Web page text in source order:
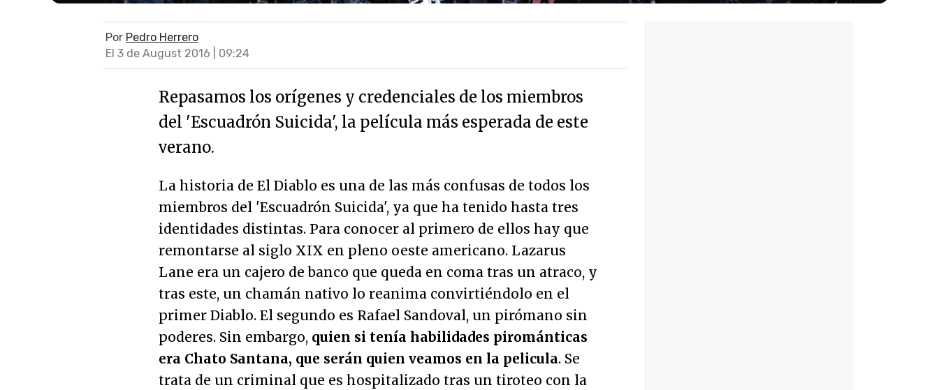
Por Pedro Herrero
El 3 de August 2016 | 09:24
Repasamos los orígenes y credenciales de los miembros
del 'Escuadrón Suicida', la película más esperada de este
verano.
La historia de El Diablo es una de las más confusas de todos los
miembros del 'Escuadrón Suicida', ya que ha tenido hasta tres
identidades distintas. Para conocer al primero de ellos hay que
remontarse al siglo XIX en pleno oeste americano. Lazarus
Lane era un cajero de banco que queda en coma tras un atraco, y
tras este, un chamán nativo lo reanima convirtiéndolo en el
primer Diablo. El segundo es Rafael Sandoval, un pirómano sin
poderes. Sin embargo, quien si tenía habilidades pirománticas
era Chato Santana, que serán quien veamos en la pelicula. Se
trata de un criminal que es hospitalizado tras un tiroteo con la